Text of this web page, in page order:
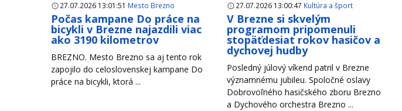
27.07.2026 13:01:51 Mesto Brezno
Počas kampane Do práce na
bicykli v Brezne najazdili viac
ako 3190 kilometrov
BREZNO. Mesto Brezno sa aj tento rok
zapojilo do celoslovenskej kampane Do
práce na bicykli, ktorá ...
27.07.2026 13:00:47 Kultúra a šport
V Brezne si skvelým
programom pripomenuli
stopäťdesiat rokov hasičov a
dychovej hudby
Posledný júlový víkend patril v Brezne
významnému jubileu. Spoločné oslavy
Dobrovoľného hasičského zboru Brezno
a Dychového orchestra Brezno ...